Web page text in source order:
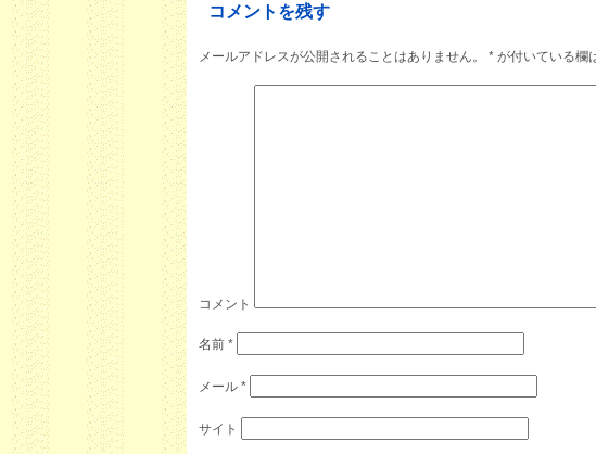
コメントを残す
メールアドレスが公開されることはありません。 * が付いている欄
コメント
名前*
メール*
サイト